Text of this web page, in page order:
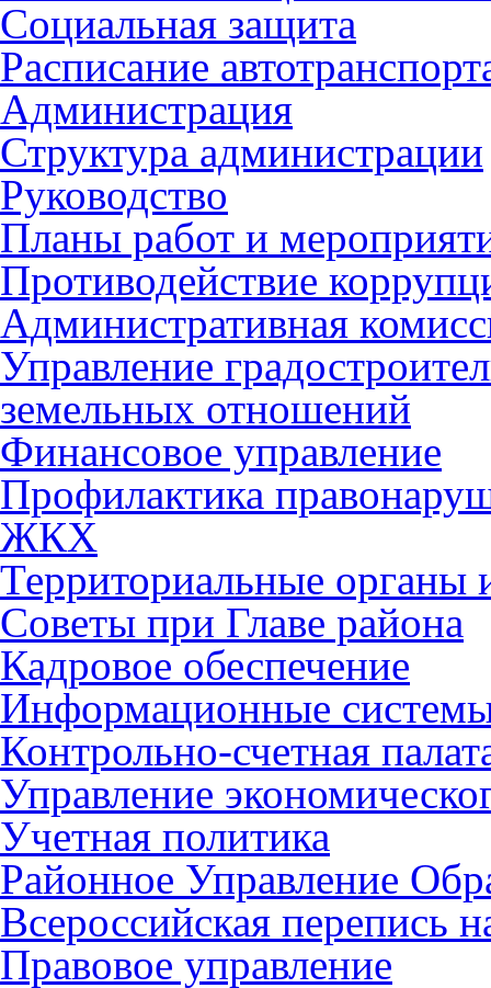
Социальная защита
Расписание
Администрация
Структура администрации
Руководство
Планы работ и
Противодействие
Административная
Управление
земельных отношений
Финансовое управление
Профилактика
ЖКХ
Территориальные органы
Советы при Главе района
Кадровое обеспечение
Информационные
Контрольно-счетная
Управление
Учетная политика
Районное Управление
Всероссийская перепись
Правовое управление